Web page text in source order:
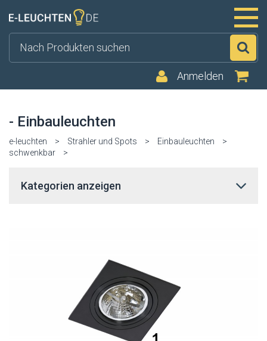
Anmelden
- Einbauleuchten
e-leuchten > Strahler und Spots > Einbauleuchten
>
schwenkbar
>
Kategorien anzeigen